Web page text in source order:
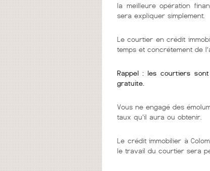
la meilleure opération
sera expliquer simplement.
Le courtier en crédit
temps et concrétement de
Rappel : les courtiers
gratuite.
Vous ne engagé des
taux qu'il aura ou obtenir.
Le crédit immobilier à
le travail du courtier sera